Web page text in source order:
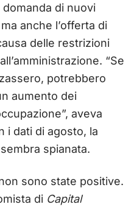
domanda di nuovi
anche l’offerta di
delle restrizioni
“Se
potrebbero
aumento dei
aveva
i dati di agosto, la
spianata.
sono state positive.
di Capital